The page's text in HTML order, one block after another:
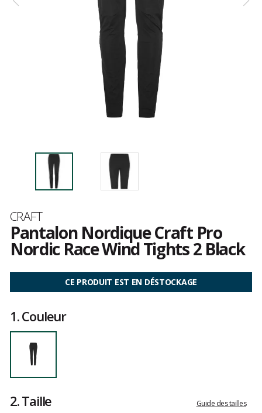
Marque
CRAFT
Pantalon Nordique Craft Pro
Nordic Race Wind Tights 2 Black
avis
CE PRODUIT EST EN DÉSTOCKAGE
1.Couleur
2.Taille Guide des tailles